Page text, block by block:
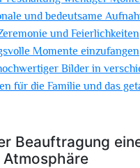
und bedeutsame
und Feierlichkeiten
Momente einzufangen
Bilder in
für die Familie und das
Beauftragung